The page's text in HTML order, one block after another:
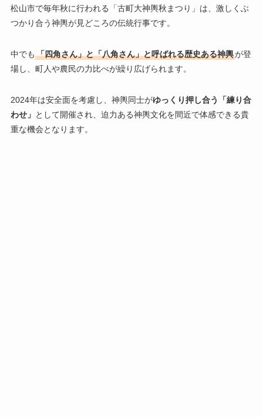
松山市で毎年秋に行われる「古町大神輿秋まつり」は、激しくぶ
つかり合う神輿が見どころの伝統行事です。
中でも 「四角さん」と「八角さん」と呼ばれる歴史ある神輿が登
場し、町人や農民の力比べが繰り広げられます。
2024年は安全面を考慮し、神輿同士がゆっくり押し合う「練り合
わせ」 として開催され、迫力ある神輿文化を間近で体感できる貴
重な機会となります。